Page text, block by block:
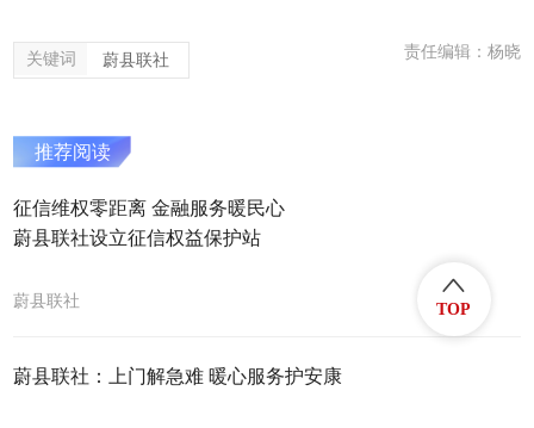
关键词 蔚县联社 责任编辑：杨晓
推荐阅读
征信维权零距离 金融服务暖民心
蔚县联社设立征信权益保护站
蔚县联社
蔚县联社：上门解急难 暖心服务护安康
TOP